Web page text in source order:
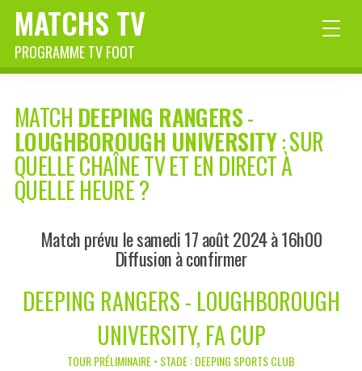
MATCHS TV
PROGRAMME TV FOOT
MATCH DEEPING RANGERS-
LOUGHBOROUGH UNIVERSITY: SUR
QUELLE CHAÎNE TV ET EN DIRECT À
QUELLE HEURE ?
Match prévu le samedi 17 août 2024 à 16h00
Diffusion à confirmer
DEEPING RANGERS - LOUGHBOROUGH
UNIVERSITY, FA CUP
TOUR PRÉLIMINAIRE • STADE : DEEPING SPORTS CLUB